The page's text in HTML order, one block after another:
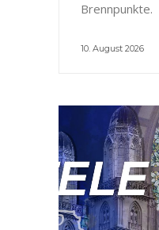
Brennpunkte.
10. August 2026